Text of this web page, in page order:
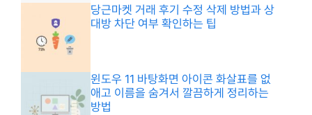
당근마켓 거래 후기 수정 삭제 방법과 상
대방 차단 여부 확인하는 팁
윈도우 11 바탕화면 아이콘 화살표를 없
애고 이름을 숨겨서 깔끔하게 정리하는
방법